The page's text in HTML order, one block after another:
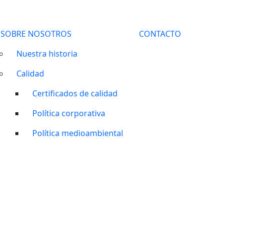
SOBRE NOSOTROS
Nuestra historia
Calidad
Certificados de calidad
Política corporativa
Política medioambiental
CONTACTO